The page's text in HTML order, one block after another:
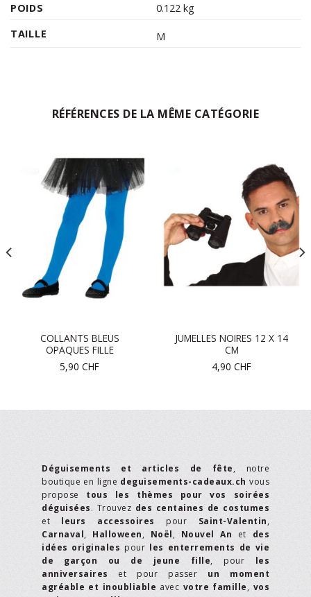
POIDS
0.122 kg
TAILLE
M
RÉFÉRENCES DE LA MÊME CATÉGORIE
COLLANTS BLEUS
OPAQUES FILLE
5,90 CHF
JUMELLES NOIRES 12 X 14
CM
4,90 CHF
Déguisements et articles de fête, notre
boutique en ligne deguisements-cadeaux.ch vous
propose tous les thèmes pour vos soirées
déguisées. Trouvez des centaines de costumes
et leurs accessoires pour Saint-Valentin,
Carnaval, Halloween, Noël, Nouvel An et des
idées originales pour les enterrements de vie
de garçon ou de jeune fille, pour les
anniversaires et pour passer un moment
agréable et inoubliable avec votre famille, vos